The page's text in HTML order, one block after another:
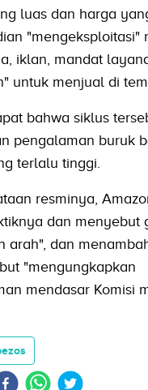
luas dan harga
"mengeksploitasi"
iklan, mandat
untuk menjual di
bahwa siklus
pengalaman buruk
terlalu tinggi.
resminya,
dan menyebut
arah", dan
"mengungkapkan
mendasar Komisi